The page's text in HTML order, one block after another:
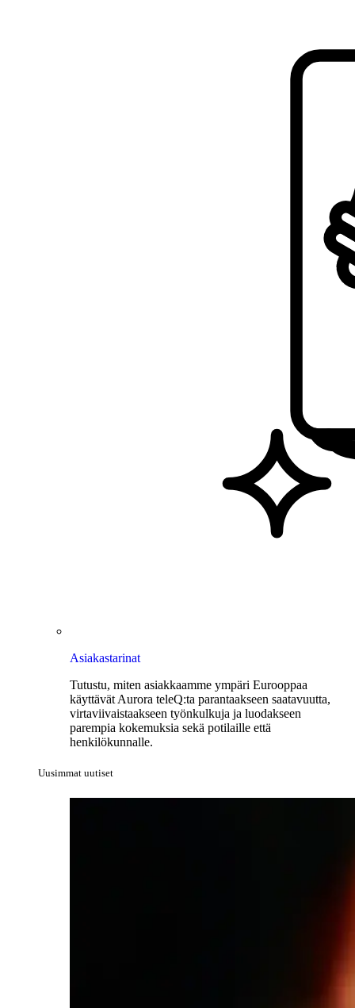
Asiakastarinat
Tutustu, miten asiakkaamme ympäri Eurooppaa
käyttävät Aurora teleQ:ta parantaakseen saatavuutta,
virtaviivaistaakseen työnkulkuja ja luodakseen
parempia kokemuksia sekä potilaille että
henkilökunnalle.
Uusimmat uutiset